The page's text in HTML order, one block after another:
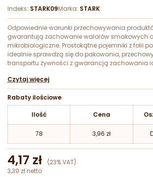
Indeks: STARK09Marka: STARK
Odpowiednie warunki przechowywania
gwarantują zachowanie walorów smakowych
mikrobiologiczne. Prostokątne pojemniki z folii
idealnie sprawdzą się do pakowania,
transportu żywności z gwarancją zachowania
Czytaj więcej
Rabaty ilościowe
Ilość Cena
78 3,96 zł
4,17 zł (23% VAT)
3,39 zł netto